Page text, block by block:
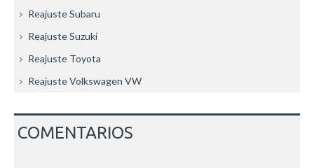
Reajuste Subaru
Reajuste Suzuki
Reajuste Toyota
Reajuste Volkswagen VW
COMENTARIOS